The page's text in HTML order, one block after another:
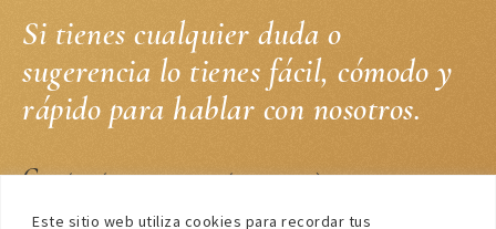
Este sitio web utiliza cookies para recordar tus
Si tienes cualquier duda o
sugerencia lo tienes fácil, cómodo y
rápido para hablar con nosotros.
Contacta con nosotros